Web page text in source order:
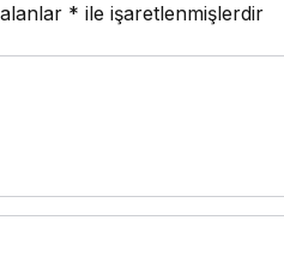
* ile işaretlenmişlerdir